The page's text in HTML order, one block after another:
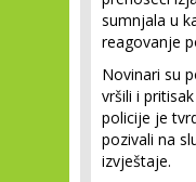
sumnjala u
reagovanje
Novinari su
vršili i
policije je
pozivali na
izvještaje.